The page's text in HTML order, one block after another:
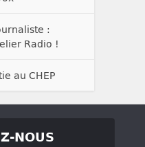
:
Radio !
au CHEP
NOUS